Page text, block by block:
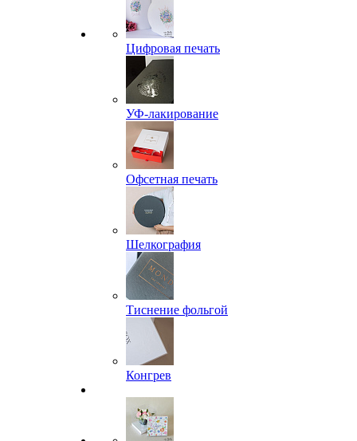
Цифровая печать
УФ-лакирование
Офсетная печать
Шелкография
Тиснение фольгой
Конгрев